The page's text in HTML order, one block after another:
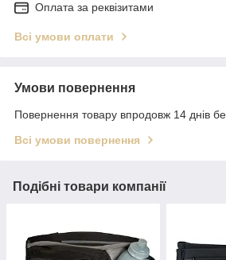
Оплата за реквізитами
Всі умови оплати
Умови повернення
Повернення товару впродовж 14 днів
Всі умови повернення
Подібні товари компанії